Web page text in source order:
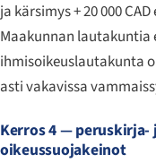
ja kärsimys + 20 000
Maakunnan
ihmisoikeuslautakunta
asti vakavissa
Kerros 4 —
oikeussuojakeinot